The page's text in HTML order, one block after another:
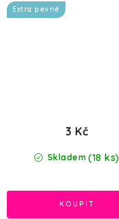
Extra pevné
Skladem (18 ks)
3 Kč